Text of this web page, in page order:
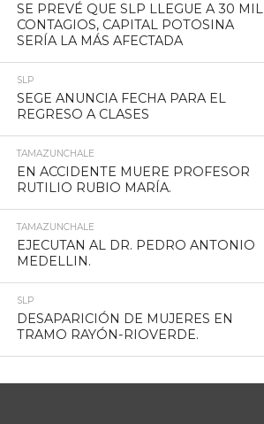
SE PREVÉ QUE SLP LLEGUE A 30 MIL
CONTAGIOS, CAPITAL POTOSINA
SERÍA LA MÁS AFECTADA
SLP
SEGE ANUNCIA FECHA PARA EL
REGRESO A CLASES
TAMAZUNCHALE
EN ACCIDENTE MUERE PROFESOR
RUTILIO RUBIO MARÍA.
TAMAZUNCHALE
EJECUTAN AL DR. PEDRO ANTONIO
MEDELLIN.
SLP
DESAPARICIÓN DE MUJERES EN
TRAMO RAYÓN-RIOVERDE.